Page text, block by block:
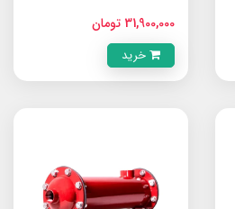
31,900,000 تومان
خرید